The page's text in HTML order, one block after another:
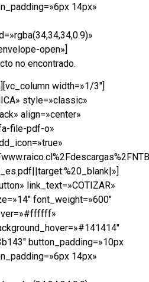
14px»
open»]
no encontrado.
width=»1/3″]
style=»classic»
align=»center»
file-pdf-o»
link_text=»COTIZAR»
font_weight=»600″
button_padding=»10px
14px»